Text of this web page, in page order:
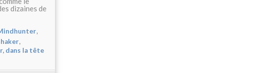
dizaines de
,
,
dans la tête